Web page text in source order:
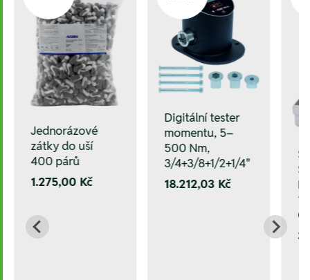
Jednorázové
zátky do uší
400 párů
1.275,00 Kč
Digitální tester
momentu, 5–
500 Nm,
3/4+3/8+1/2+1/4"
18.212,03 Kč